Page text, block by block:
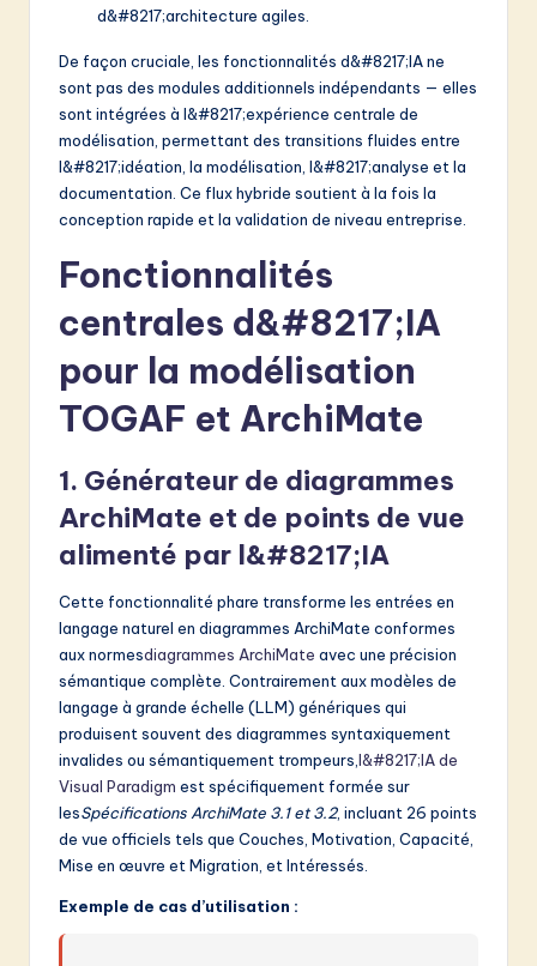
d&#8217;architecture agiles.
De façon cruciale, les fonctionnalités d&#8217;IA ne
sont pas des modules additionnels indépendants — elles
sont intégrées à l&#8217;expérience centrale de
modélisation, permettant des transitions fluides entre
l&#8217;idéation, la modélisation, l&#8217;analyse et la
documentation. Ce flux hybride soutient à la fois la
conception rapide et la validation de niveau entreprise.
Fonctionnalités
centrales d&#8217;IA
pour la modélisation
TOGAF et ArchiMate
1. Générateur de diagrammes
ArchiMate et de points de vue
alimenté par l&#8217;IA
Cette fonctionnalité phare transforme les entrées en
langage naturel en diagrammes ArchiMate conformes
aux normesdiagrammes ArchiMate avec une précision
sémantique complète. Contrairement aux modèles de
langage à grande échelle (LLM) génériques qui
produisent souvent des diagrammes syntaxiquement
invalides ou sémantiquement trompeurs, l&#8217;IA de
Visual Paradigm est spécifiquement formée sur
lesSpécifications ArchiMate 3.1 et 3.2, incluant 26 points
de vue officiels tels que Couches, Motivation, Capacité,
Mise en œuvre et Migration, et Intéressés.
Exemple de cas d’utilisation :